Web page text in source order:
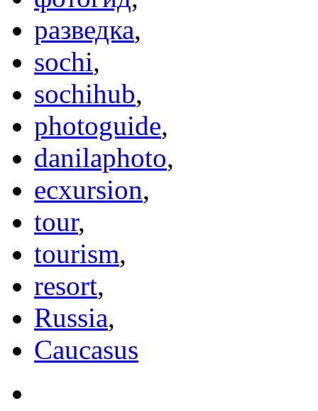
разведка,
sochi,
sochihub,
photoguide,
danilaphoto,
ecxursion,
tour,
tourism,
resort,
Russia,
Caucasus